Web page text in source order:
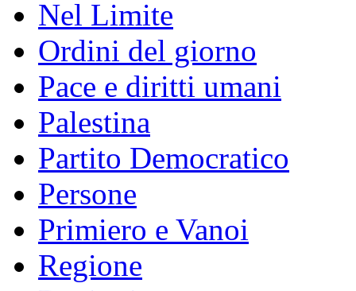
Nel Limite
Ordini del giorno
Pace e diritti umani
Palestina
Partito Democratico
Persone
Primiero e Vanoi
Regione